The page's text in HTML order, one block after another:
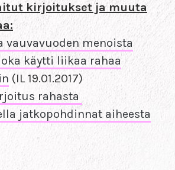
kirjoitukset ja muuta
vauvavuoden menoista
käytti liikaa rahaa
(IL 19.01.2017)
rahasta
jatkopohdinnat aiheesta